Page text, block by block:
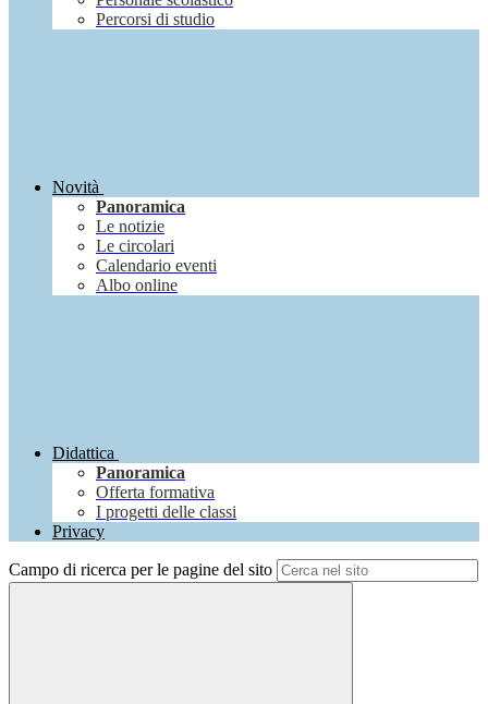
Percorsi di studio
Novità
Panoramica
Le notizie
Le circolari
Calendario eventi
Albo online
Didattica
Panoramica
Offerta formativa
I progetti delle classi
Privacy
Campo di ricerca per le pagine del sito